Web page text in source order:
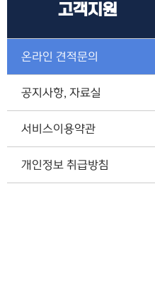
고객지원
온라인 견적문의
공지사항, 자료실
서비스이용약관
개인정보 취급방침